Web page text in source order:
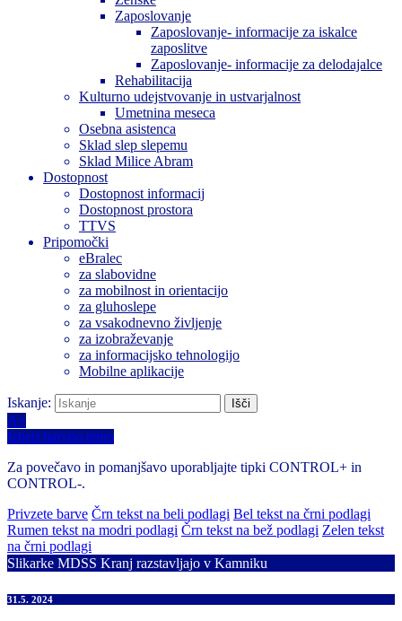
Zaposlovanje
Zaposlovanje- informacije za iskalce
zaposlitve
Zaposlovanje- informacije za delodajalce
Rehabilitacija
Kulturno udejstvovanje in ustvarjalnost
Umetnina meseca
Osebna asistenca
Sklad slep slepemu
Sklad Milice Abram
Dostopnost
Dostopnost informacij
Dostopnost prostora
TTVS
Pripomočki
eBralec
za slabovidne
za mobilnost in orientacijo
za gluhoslepe
za vsakodnevno življenje
za izobraževanje
za informacijsko tehnologijo
Mobilne aplikacije
Iskanje:
A+
Izberi barvno temo
Za povečavo in pomanjšavo uporabljajte tipki CONTROL+ in
CONTROL-.
Privzete barve Črn tekst na beli podlagi Bel tekst na črni podlagi
Rumen tekst na modri podlagi Črn tekst na bež podlagi Zelen tekst
na črni podlagi
Slikarke MDSS Kranj razstavljajo v Kamniku
31.5. 2024